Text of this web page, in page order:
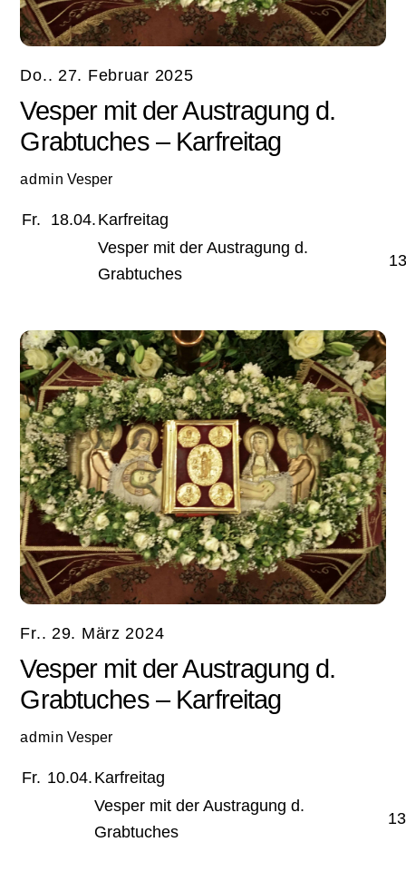
Do.. 27. Februar 2025
Vesper mit der Austragung d.
Grabtuches – Karfreitag
admin Vesper
Fr. 18.04. Karfreitag
Vesper mit der Austragung d.
Grabtuches
Fr.. 29. März 2024
Vesper mit der Austragung d.
Grabtuches – Karfreitag
admin Vesper
Fr. 10.04. Karfreitag
Vesper mit der Austragung d.
Grabtuches